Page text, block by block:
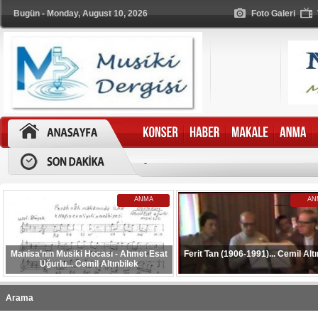
Bugün - Monday, August 10, 2026 Foto Galeri
-
ANMA
Manisa’nın Musiki Hocası - Ahmet Esat
Uğurlu... Cemil Altınbilek
Ferit Tan (1906-1991)... Cemil
Arama